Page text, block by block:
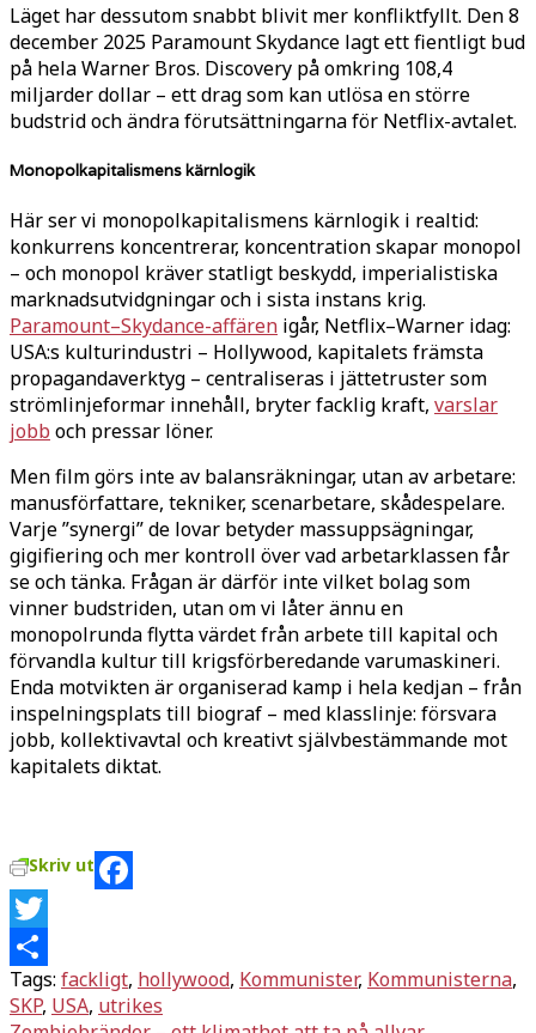
Läget har dessutom snabbt blivit mer konfliktfyllt. Den 8
december 2025 Paramount Skydance lagt ett fientligt bud
på hela Warner Bros. Discovery på omkring 108,4
miljarder dollar – ett drag som kan utlösa en större
budstrid och ändra förutsättningarna för Netflix-avtalet.
Monopolkapitalismens kärnlogik
Här ser vi monopolkapitalismens kärnlogik i realtid:
konkurrens koncentrerar, koncentration skapar monopol
– och monopol kräver statligt beskydd, imperialistiska
marknadsutvidgningar och i sista instans krig.
Paramount–Skydance-affären igår, Netflix–Warner idag:
USA:s kulturindustri – Hollywood, kapitalets främsta
propagandaverktyg – centraliseras i jättetruster som
strömlinjeformar innehåll, bryter facklig kraft, varslar
jobb och pressar löner.
Men film görs inte av balansräkningar, utan av arbetare:
manusförfattare, tekniker, scenarbetare, skådespelare.
Varje ”synergi” de lovar betyder massuppsägningar,
gigifiering och mer kontroll över vad arbetarklassen får
se och tänka. Frågan är därför inte vilket bolag som
vinner budstriden, utan om vi låter ännu en
monopolrunda flytta värdet från arbete till kapital och
förvandla kultur till krigsförberedande varumaskineri.
Enda motvikten är organiserad kamp i hela kedjan – från
inspelningsplats till biograf – med klasslinje: försvara
jobb, kollektivavtal och kreativt självbestämmande mot
kapitalets diktat.
Skriv ut
Facebook
Twitter
Dela
Tags: fackligt, hollywood, Kommunister, Kommunisterna,
SKP, USA, utrikes